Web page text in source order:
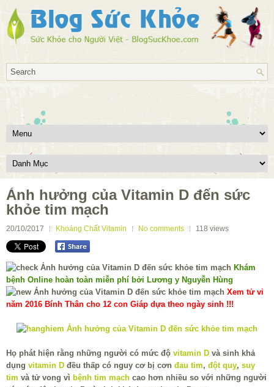
Ảnh hưởng của Vitamin D đến sức
khỏe tim mạch
20/10/2017 Khoáng Chất Vitamin No comments 118 views
Khám
bệnh Online hoàn toàn miễn phí bởi Lương y Nguyễn Hùng
Xem tử vi
năm 2016 Bính Thân cho 12 con Giáp dựa theo ngày sinh !!!
Họ phát hiện rằng những người có mức độ vitamin D và sinh khả
dụng vitamin D đều thấp có nguy cơ bị cơn đau tim, đột quỵ, suy
tim và tử vong vì bệnh tim mạch cao hơn nhiều so với những người